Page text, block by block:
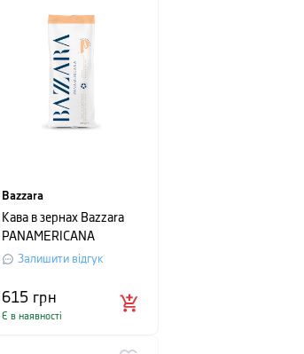
Bazzara
Кава в зернах Bazzara
PANAMERICANA
моносорт (100%), 250г
Залишити відгук
615 грн
Є в наявності